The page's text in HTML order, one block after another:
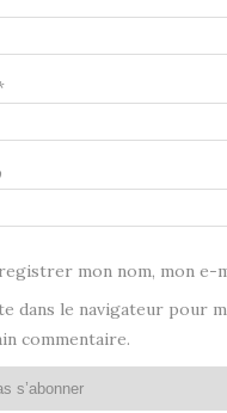
mon nom, mon e-
dans le navigateur pour
commentaire.